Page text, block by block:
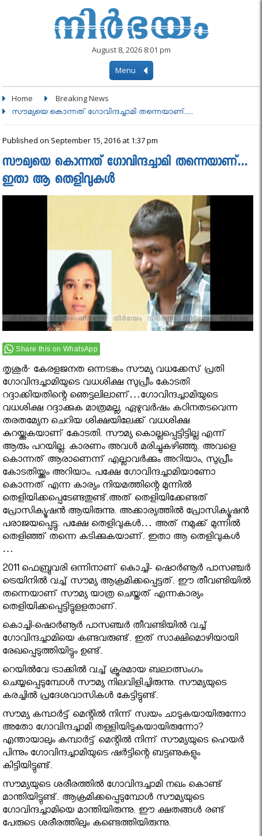
August 8, 2026 8:01 pm
Menu
Home Breaking News
സൗമ്യയെ കൊന്നത് ഗോവിന്ദച്ചാമി തന്നെയാണ്.....
Published on September 15, 2016 at 1:37 pm
സൗമ്യയെ കൊന്നത് ഗോവിന്ദച്ചാമി തന്നെയാണ്…
ഇതാ ആ തെളിവുകള്‍
Share this on WhatsApp
തൃശൂർ∙ കേരളജനത ഒന്നടങ്കം സൗമ്യ വധക്കേസ് പ്രതി
ഗോവിന്ദച്ചാമിയുടെ വധശിക്ഷ സുപ്രീം കോടതി
റദ്ദാക്കിയതിന്റെ ഞെട്ടലിലാണ്…ഗോവിന്ദച്ചാമിയുടെ
വധശിക്ഷ റദ്ദാക്കുക മാത്രമല്ല, ഏഴുവർഷം കഠിനതടവെന്ന
തരതമ്യേന ചെറിയ ശിക്ഷയിലേക്ക് വധശിക്ഷ
കുറയ്ക്കുകയാണ് കോടതി. സൗമ്യ കൊല്ലപ്പെട്ടിട്ടില്ല എന്ന്
ആരും പറയില്ല. കാരണം അവള്‍ മരിച്ചുകഴിഞ്ഞു. അവളെ
കൊന്നത് ആരാണെന്ന് എല്ലാവര്‍ക്കും അറിയാം, സുപ്രീം
കോടതിയ്ക്കും അറിയാം. പക്ഷേ ഗോവിന്ദച്ചാമിയാണോ
കൊന്നത് എന്ന കാര്യം നിയമത്തിന്റെ മുന്നില്‍
തെളിയിക്കപ്പെടേണ്ടതുണ്ട്.അത് തെളിയിക്കേണ്ടത്
പ്രോസിക്യൂഷന്‍ ആയിരുന്നു. അക്കാര്യത്തില്‍ പ്രോസിക്യൂഷന്‍
പരാജയപ്പെട്ടു. പക്ഷേ തെളിവുകള്‍… അത് നമുക്ക് മുന്നില്‍
തെളിഞ്ഞ് തന്നെ കടിക്കുകയാണ്. ഇതാ ആ തെളിവുകള്‍
…
2011 ഫെബ്രുവരി ഒന്നിനാണ് കൊച്ചി- ഷൊര്‍ണൂര്‍ പാസഞ്ചര്‍
ട്രെയിനില്‍ വച്ച് സൗമ്യ ആക്രമിക്കപ്പെട്ടത്. ഈ തീവണ്ടിയില്‍
തന്നെയാണ് സൗമ്യ യാത്ര ചെയ്തത് എന്നകാര്യം
തെളിയിക്കപ്പെട്ടിട്ടുളളതാണ്.
കൊച്ചി-ഷൊര്‍ണൂര്‍ പാസഞ്ചര്‍ തീവണ്ടിയില്‍ വച്ച്
ഗോവിന്ദച്ചാമിയെ കണ്ടവരുണ്ട്. ഇത് സാക്ഷിമൊഴിയായി
രേഖപ്പെടുത്തിയിട്ടും ഉണ്ട്.
റെയില്‍വേ ട്രാക്കില്‍ വച്ച് ക്രൂരമായ ബലാത്സംഗം
ചെയ്യപ്പെടുമ്പോള്‍ സൗമ്യ നിലവിളിച്ചിരുന്നു. സൗമ്യയുടെ
കരച്ചില്‍ പ്രദേശവാസികള്‍ കേട്ടിട്ടുണ്ട്.
സൗമ്യ കമ്പാര്‍ട്ട് മെന്റില്‍ നിന്ന് സ്വയം ചാടുകയായിരുന്നോ
അതോ ഗോവിന്ദച്ചാമി തള്ളിയിടുകയായിരുന്നോ?
എന്തായാലും കമ്പാര്‍ട്ട് മെന്റില്‍ നിന്ന് സൗമ്യയുടെ ഹെയര്‍
പിന്നും ഗോവിന്ദച്ചാമിയുടെ ഷര്‍ട്ടിന്റെ ബട്ടണുകളും
കിട്ടിയിട്ടുണ്ട്.
സൗമ്യയുടെ ശരീരത്തില്‍ ഗോവിന്ദച്ചാമി നഖം കൊണ്ട്
മാന്തിയിട്ടുണ്ട്. ആക്രമിക്കപ്പെടുമ്പോള്‍ സൗമ്യയുടെ
ഗോവിന്ദച്ചാമിയെ മാന്തിയിരുന്നു. ഈ ക്ഷതങ്ങള്‍ രണ്ട്
പേരുടെ ശരീരത്തിലും കണ്ടെത്തിയിരുന്നു.